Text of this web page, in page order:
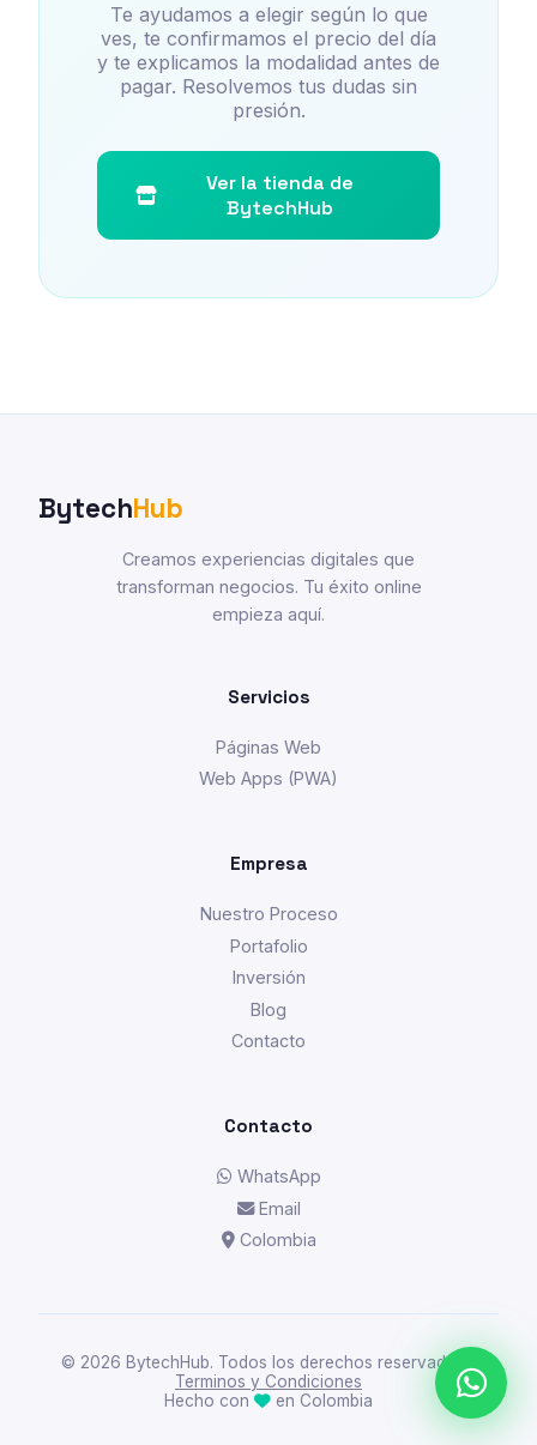
Te ayudamos a elegir según lo que
ves, te confirmamos el precio del día
y te explicamos la modalidad antes de
pagar. Resolvemos tus dudas sin
presión.
Ver la tienda de
BytechHub
BytechHub
Creamos experiencias digitales que
transforman negocios. Tu éxito online
empieza aquí.
Servicios
Páginas Web
Web Apps (PWA)
Empresa
Nuestro Proceso
Portafolio
Inversión
Blog
Contacto
Contacto
WhatsApp
Email
Colombia
© 2026 BytechHub. Todos los derechos reservados. ·
Terminos y Condiciones
Hecho con
en Colombia